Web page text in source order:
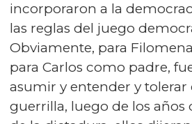
incorporaron a la
las reglas del juego
Obviamente, para
para Carlos como padre,
asumir y entender y tolerar
guerrilla, luego de los años